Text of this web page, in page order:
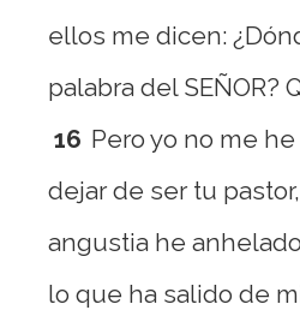
ellos me dicen:
palabra del SEÑOR?
16 Pero yo no me
dejar de ser tu
angustia he
lo que ha salido de